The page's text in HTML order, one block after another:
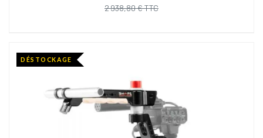
2 938,80 € TTC
DÉSTOCKAGE